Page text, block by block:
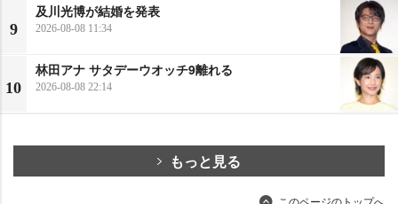
9
及川光博が結婚を発表
2026-08-08 11:34
10
林田アナ サタデーウオッチ9離れる
2026-08-08 22:14
もっと見る
このページのトップへ